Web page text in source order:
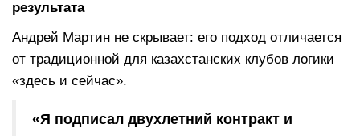
результата
Андрей Мартин не скрывает: его подход отличается
от традиционной для казахстанских клубов логики
«здесь и сейчас».
«Я подписал двухлетний контракт и